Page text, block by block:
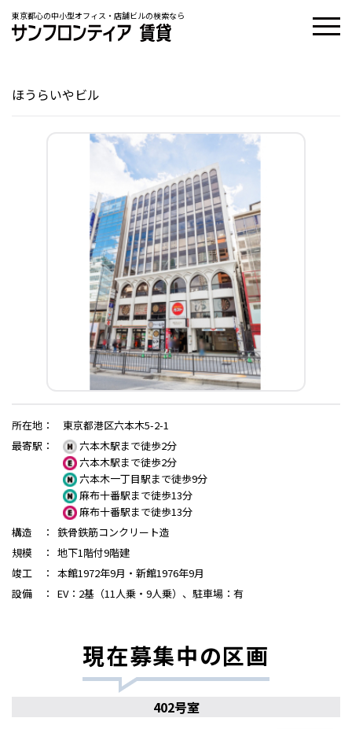
東京都心の中小型オフィス・店舗ビルの検索なら
ほうらいやビル
所在地 ：
東京都港区六本木5-2-1
最寄駅 ：
六本木駅まで徒歩2分
六本木駅まで徒歩2分
六本木一丁目駅まで徒歩9分
麻布十番駅まで徒歩13分
麻布十番駅まで徒歩13分
構造
： 鉄骨鉄筋コンクリート造
規模
： 地下1階付9階建
竣工
： 本館1972年9月・新館1976年9月
設備
： EV：2基（11人乗・9人乗）、駐車場：有
現在募集中の区画
402号室